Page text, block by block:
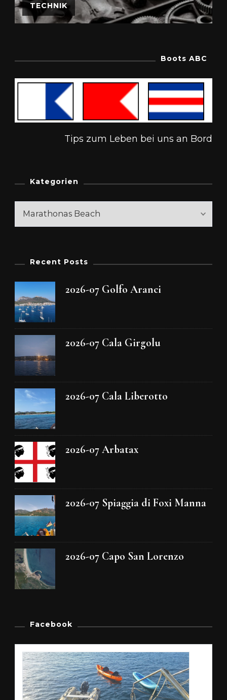
TECHNIK
Boots ABC
Tips zum Leben bei uns an Bord
Kategorien
Kategorien
Recent Posts
2026-07 Golfo Aranci
2026-07 Cala Girgolu
2026-07 Cala Liberotto
2026-07 Arbatax
2026-07 Spiaggia di Foxi Manna
2026-07 Capo San Lorenzo
Facebook